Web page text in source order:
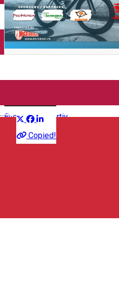
English
Închirieri auto
Închirieri de biciclete
Copied!
Eveniment sportiv